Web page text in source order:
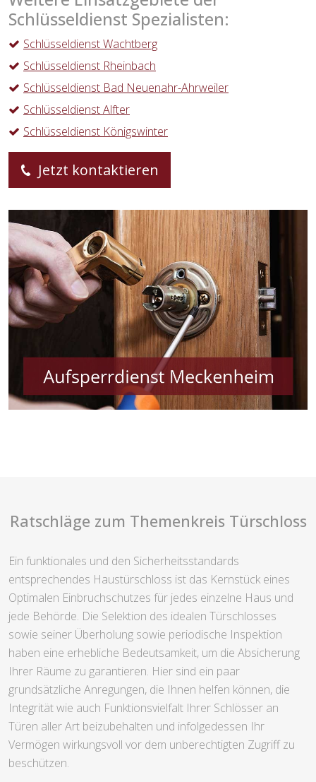
Schlüsseldienst Spezialisten:
Schlüsseldienst Wachtberg
Schlüsseldienst Rheinbach
Schlüsseldienst Bad Neuenahr-Ahrweiler
Schlüsseldienst Alfter
Schlüsseldienst Königswinter
Jetzt kontaktieren
Ratschläge zum Themenkreis Türschloss
Ein funktionales und den Sicherheitsstandards
entsprechendes Haustürschloss ist das Kernstück eines
Optimalen Einbruchschutzes für jedes einzelne Haus und
jede Behörde. Die Selektion des idealen Türschlosses
sowie seiner Überholung sowie periodische Inspektion
haben eine erhebliche Bedeutsamkeit, um die Absicherung
Ihrer Räume zu garantieren. Hier sind ein paar
grundsätzliche Anregungen, die Ihnen helfen können, die
Integrität wie auch Funktionsvielfalt Ihrer Schlösser an
Türen aller Art beizubehalten und infolgedessen Ihr
Vermögen wirkungsvoll vor dem unberechtigten Zugriff zu
beschützen.